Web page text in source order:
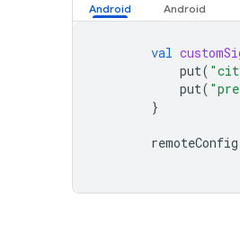
val
put(
put(
}
remoteConfig